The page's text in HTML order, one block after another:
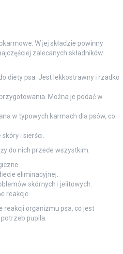
W jej składzie powinny
zalecanych składników
diety psa. Jest lekkostrawny i rzadko
Można je podać w
w typowych karmach dla psów, co
i sierści.
do nich przede wszystkim:
eliminacyjnej.
skórnych i jelitowych.
reakcje.
reakcji organizmu psa, co jest
pupila.